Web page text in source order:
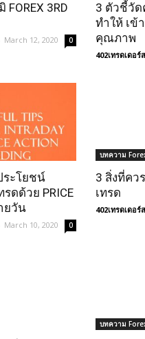
3RD
March 12, 2020 0
3 ตัวชี้วั
ทำให้ เข้
คุณภาพ
402เทรดเดอร์
ะโยชน์
ดด้วย PRICE
ยวัน
March 10, 2020 0
บทความ
3 สิ่งที่คว
เทรด
402เทรดเดอร์
บทความ